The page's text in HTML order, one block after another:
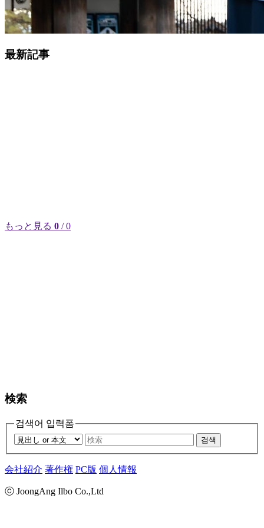
最新記事
もっと見る 0 / 0
検索
검색어 입력폼
검색
会社紹介 著作権 PC版 個人情報
ⓒ JoongAng Ilbo Co.,Ltd